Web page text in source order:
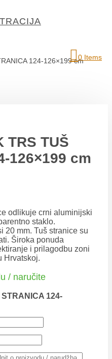
0 Items
124-126×199 cm
TRS TUŠ
126×199 cm
odlikuje crni aluminijski
staklo.
20 mm. Tuš stranice su
Široka ponuda
i prilagodbu zoni
Hrvatskoj.
/ naručite
124-